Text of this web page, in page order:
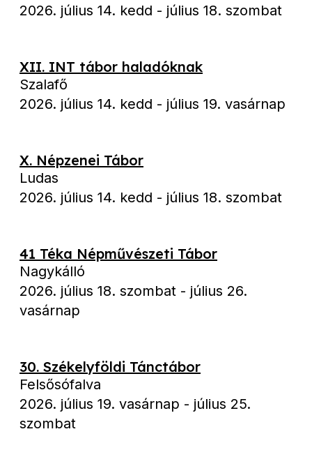
2026. július 14. kedd - július 18. szombat
XII. INT tábor haladóknak
Szalafő
2026. július 14. kedd - július 19. vasárnap
X. Népzenei Tábor
Ludas
2026. július 14. kedd - július 18. szombat
41 Téka Népművészeti Tábor
Nagykálló
2026. július 18. szombat - július 26.
vasárnap
30. Székelyföldi Tánctábor
Felsősófalva
2026. július 19. vasárnap - július 25.
szombat